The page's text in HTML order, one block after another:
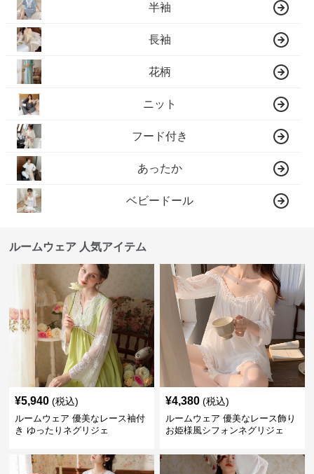
半袖
長袖
花柄
ニット
フード付き
あったか
ベビードール
ルームウェア 人気アイテム
¥5,940 (税込)
ルームウェア 優美なレース袖付
き ゆったりネグリジェ
¥4,380 (税込)
ルームウェア 優美なレース飾り
お姫様風シフォンネグリジェ